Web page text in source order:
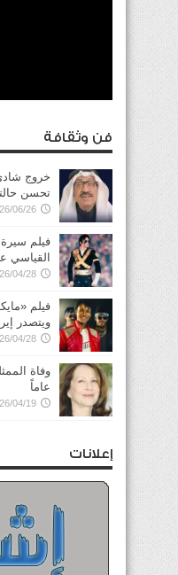
فن وثقافة
خروج
تحسن
06/26
فيلم
القياسي
04/28
فيلم
ويتصدر
04/28
عاماً
04/19
إعلانات